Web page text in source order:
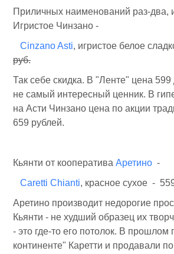
Приличных наименований раз-два,
Игристое Чинзано -
Cinzano Asti, игристое белое
руб.
Так себе скидка. В "Ленте" цена 599
не самый интересный ценник. В
на Асти Чинзано цена по акции
659 рублей.
Кьянти от кооператива Аретино -
Caretti Chianti, красное сухое -
Аретино производит недорогие
Кьянти - не худший образец их
- это где-то его потолок. В
континенте" Каретти и продавали